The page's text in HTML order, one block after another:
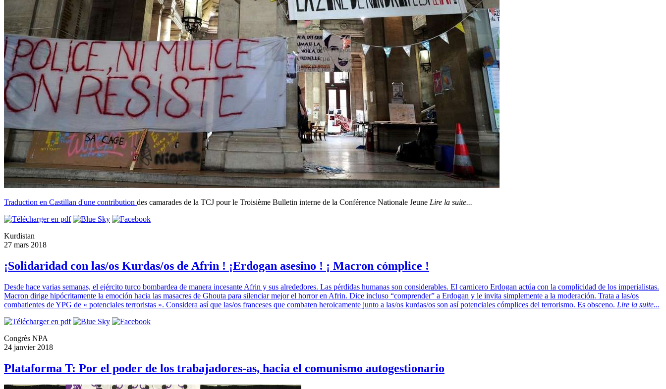
Traduction en Castillan d'une contribution des camarades de la TCJ pour le Troisième Bulletin interne de la Conférence Nationale Jeune Lire la suite...
Kurdistan
27 mars 2018
¡Solidaridad con las/os Kurdas/os de Afrin ! ¡Erdogan asesino ! ¡ Macron cómplice !
Desde hace varias semanas, el ejército turco bombardea de manera incesante Afrin y sus alrededores. Las pérdidas humanas son considerables. El carnicero Erdogan actúa con la complicidad de los imperialistas.
Macron dirige hipócritamente la emoción hacia las masacres de Ghouta para silenciar mejor el horror en Afrin. Dice incluso “comprender” a Erdogan y le invita simplemente a la moderación. Trata a las/os
combatientes de YPG de « potenciales terroristas ». Considera así que las/os franceses que combaten heroicamente junto a las/os kurdas/os son así potenciales cómplices del terrorismo. Es obsceno. Lire la suite...
Congrès NPA
24 janvier 2018
Plataforma T: Por el poder de los trabajadores-as, hacia el comunismo autogestionario